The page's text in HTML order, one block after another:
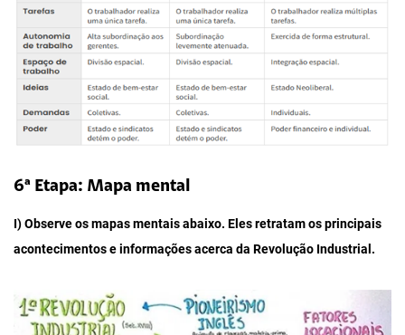
6ª Etapa: Mapa mental
I) Observe os mapas mentais abaixo. Eles retratam os principais
acontecimentos e informações acerca da Revolução Industrial.